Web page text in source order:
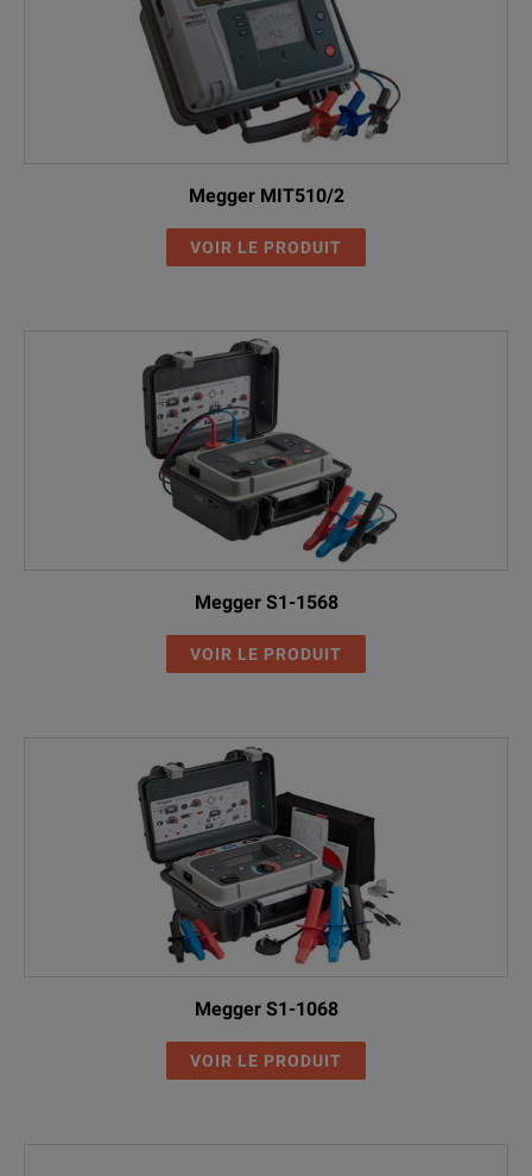
Megger MIT510/2
VOIR LE PRODUIT
Megger S1-1568
VOIR LE PRODUIT
Megger S1-1068
VOIR LE PRODUIT